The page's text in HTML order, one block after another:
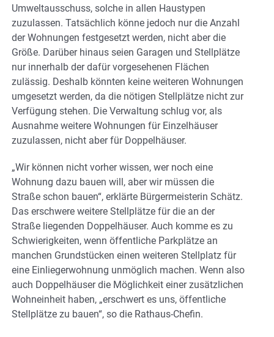
Umweltausschuss, solche in allen Haustypen
zuzulassen. Tatsächlich könne jedoch nur die Anzahl
der Wohnungen festgesetzt werden, nicht aber die
Größe. Darüber hinaus seien Garagen und Stellplätze
nur innerhalb der dafür vorgesehenen Flächen
zulässig. Deshalb könnten keine weiteren Wohnungen
umgesetzt werden, da die nötigen Stellplätze nicht zur
Verfügung stehen. Die Verwaltung schlug vor, als
Ausnahme weitere Wohnungen für Einzelhäuser
zuzulassen, nicht aber für Doppelhäuser.
„Wir können nicht vorher wissen, wer noch eine
Wohnung dazu bauen will, aber wir müssen die
Straße schon bauen“, erklärte Bürgermeisterin Schätz.
Das erschwere weitere Stellplätze für die an der
Straße liegenden Doppelhäuser. Auch komme es zu
Schwierigkeiten, wenn öffentliche Parkplätze an
manchen Grundstücken einen weiteren Stellplatz für
eine Einliegerwohnung unmöglich machen. Wenn also
auch Doppelhäuser die Möglichkeit einer zusätzlichen
Wohneinheit haben, „erschwert es uns, öffentliche
Stellplätze zu bauen“, so die Rathaus-Chefin.